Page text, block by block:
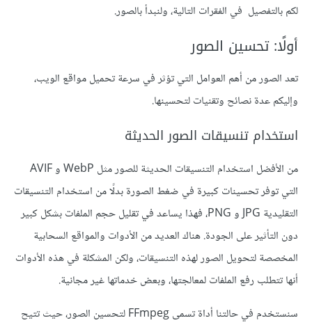
لكم بالتفصيل في الفقرات التالية، ولنبدأ بالصور.
أولًا: تحسين الصور
تعد الصور من أهم العوامل التي تؤثر في سرعة تحميل مواقع الويب،
وإليكم عدة نصائح وتقنيات لتحسينها.
استخدام تنسيقات الصور الحديثة
من الأفضل استخدام التنسيقات الحديثة للصور مثل WebP و AVIF
التي توفر تحسينات كبيرة في ضغط الصورة بدلًا من استخدام التنسيقات
التقليدية JPG و PNG، فهذا يساعد في تقليل حجم الملفات بشكل كبير
دون التأثير على الجودة. هناك العديد من الأدوات والمواقع السحابية
المخصصة لتحويل الصور لهذه التنسيقات، ولكن المشكلة في هذه الأدوات
أنها تتطلب رفع الملفات لمعالجتها، وبعض خدماتها غير مجانية.
سنستخدم في حالتنا أداة تسمى FFmpeg لتحسين الصور، حيث تتيح